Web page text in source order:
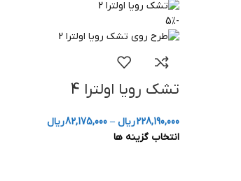
-5%
تشک رویا اولترا 4
228,190,000ریال –
82,175,000ریال
انتخاب گزینه ها